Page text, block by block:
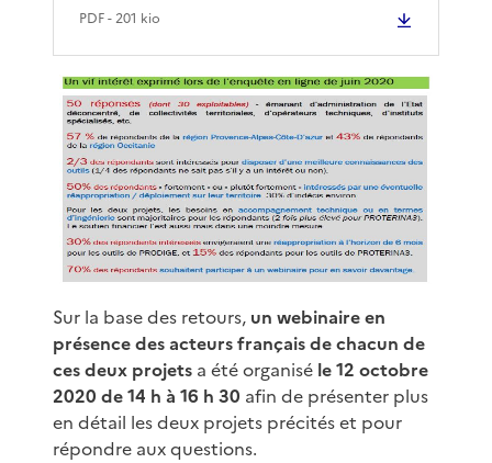
PDF- 201 kio
Sur la base des retours, un webinaire en
présence des acteurs français de chacun de
ces deux projets a été organisé le 12 octobre
2020 de 14 h à 16 h 30 afin de présenter plus
en détail les deux projets précités et pour
répondre aux questions.